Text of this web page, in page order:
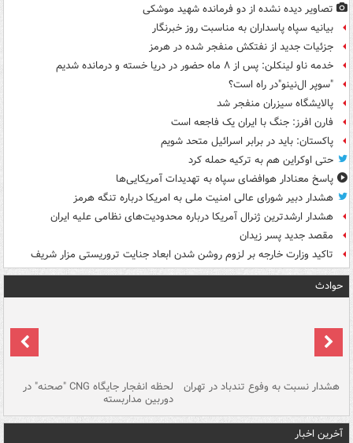
تصاویر دیده‌ نشده از دو فرمانده شهید موشکی
بیانیه سپاه پاسداران به مناسبت روز خبرنگار
جزئیات جدید از نفتکش منفجر شده در هرمز
خدمه ناو لینکلن: پس از ۸ ماه حضور در دریا خسته و درمانده‌ شدیم
"سوپر ال‌نینو"در راه است؟
پالایشگاه سیزران منفجر شد
فارن افرز: جنگ با ایران یک فاجعه است
پاکستان: باید در برابر اسرائیل متحد شویم
حتی اوکراین هم به ترکیه حمله کرد
پاسخ معنادار هوافضای سپاه به تهدیدات آمریکایی‌ها
هشدار دبیر شورای عالی امنیت ملی به امریکا درباره تنگه هرمز
هشدار ارشدترین ژنرال آمریکا درباره محدودیت‌های نظامی علیه ایران
مقصد جدید پسر زیدان
تاکید وزارت خارجه بر لزوم روشن شدن ابعاد جنایت تروریستی مزار شریف
حوادث
هشدار نسبت به وفوع تندباد در تهران لحظه انفجار جایگاه CNG "صحنه" در
دوربین مداربسته
آخرین اخبار